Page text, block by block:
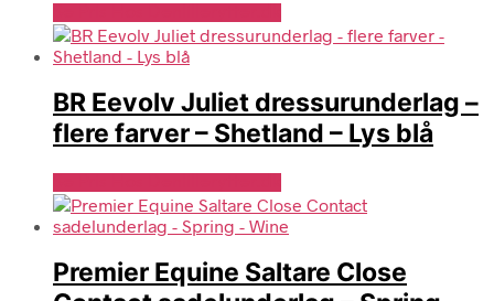
BR Eevolv Juliet dressurunderlag –
flere farver – Shetland – Lys blå
Premier Equine Saltare Close